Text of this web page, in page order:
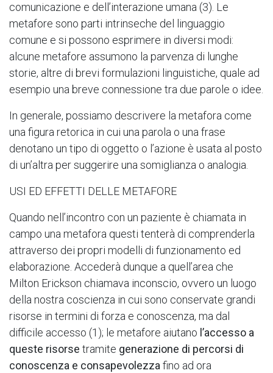
comunicazione e dell’interazione umana (3). Le
metafore sono parti intrinseche del linguaggio
comune e si possono esprimere in diversi modi:
alcune metafore assumono la parvenza di lunghe
storie, altre di brevi formulazioni linguistiche, quale ad
esempio una breve connessione tra due parole o idee.
In generale, possiamo descrivere la metafora come
una figura retorica in cui una parola o una frase
denotano un tipo di oggetto o l’azione è usata al posto
di un’altra per suggerire una somiglianza o analogia.
USI ED EFFETTI DELLE METAFORE
Quando nell’incontro con un paziente è chiamata in
campo una metafora questi tenterà di comprenderla
attraverso dei propri modelli di funzionamento ed
elaborazione. Accederà dunque a quell’area che
Milton Erickson chiamava inconscio, ovvero un luogo
della nostra coscienza in cui sono conservate grandi
risorse in termini di forza e conoscenza, ma dal
difficile accesso (1); le metafore aiutano l’accesso a
queste risorse tramite generazione di percorsi di
conoscenza e consapevolezzafino ad ora